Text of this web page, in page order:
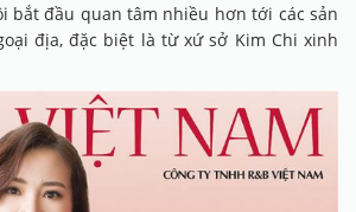
bắt đầu quan tâm nhiều hơn tới các sản
địa, đặc biệt là từ xứ sở Kim Chi xinh